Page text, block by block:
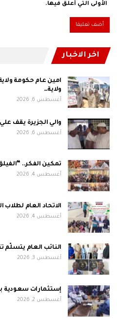
الأولى التي أعلق فيها.
اخر الاخبار
امين عام حكومة
ولاية…
أغسطس 6, 2026
والي الجزيرة يقف
أغسطس 6, 2026
تمكين الفكر..
أغسطس 4, 2026
الاتحاد العام لطلاب
أغسطس 4, 2026
النائب العام يتسلّم
أغسطس 3, 2026
إستثمارات سعودية
أغسطس 2, 2026